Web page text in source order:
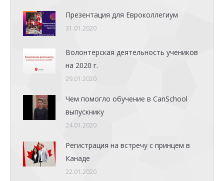
Презентация для Евроколлегиум
31.01.2020
Волонтерская деятельность учеников
на 2020 г.
29.01.2020
Чем помогло обучение в CanSchool
выпускнику
24.01.2020
Регистрация на встречу с принцем в
Канаде
22.01.2020